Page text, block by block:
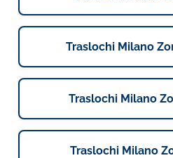
Traslochi Milano
Traslochi Milano
Traslochi Milano